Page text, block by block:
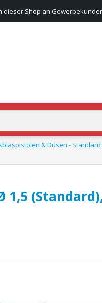
dieser Shop an
& Düsen - Standard